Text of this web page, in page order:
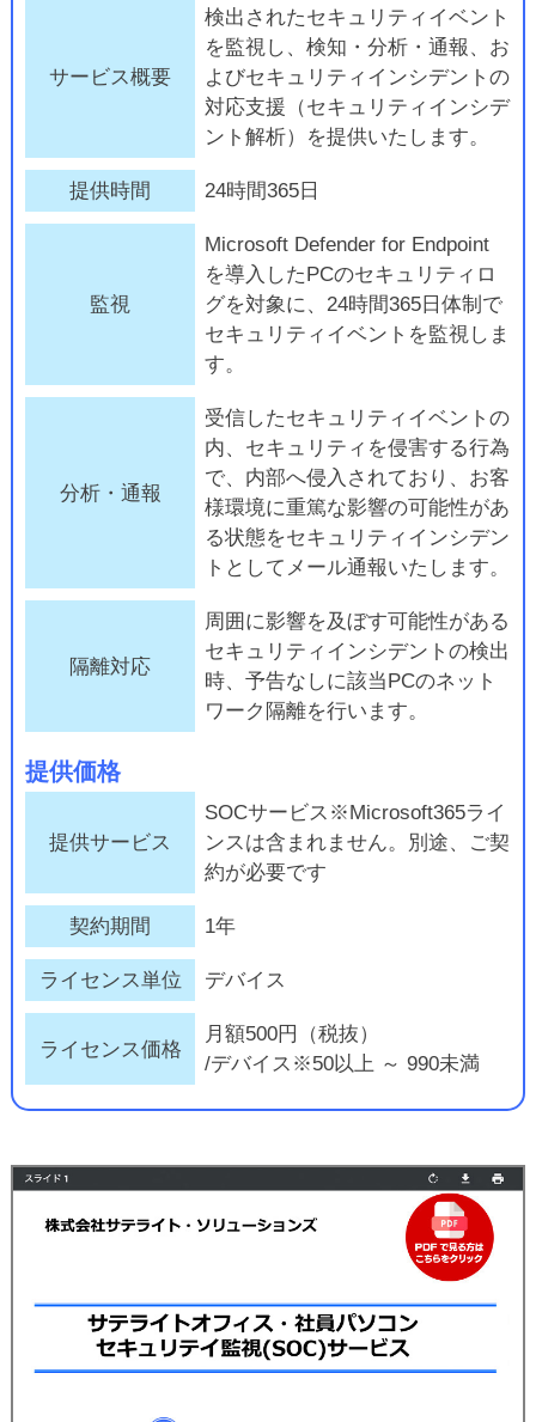
サービス概要
検出されたセキュリティイベント
を監視し、検知・分析・通報、お
よびセキュリティインシデントの
対応支援（セキュリティインシデ
ント解析）を提供いたします。
提供時間 24時間365日
監視
Microsoft Defender for Endpoint
を導入したPCのセキュリティロ
グを対象に、24時間365日体制で
セキュリティイベントを監視しま
す。
分析・通報
受信したセキュリティイベントの
内、セキュリティを侵害する行為
で、内部へ侵入されており、お客
様環境に重篤な影響の可能性があ
る状態をセキュリティインシデン
トとしてメール通報いたします。
隔離対応
周囲に影響を及ぼす可能性がある
セキュリティインシデントの検出
時、予告なしに該当PCのネット
ワーク隔離を行います。
提供価格
提供サービス
SOCサービス※Microsoft365ライ
ンスは含まれません。別途、ご契
約が必要です
契約期間 1年
ライセンス単位 デバイス
ライセンス価格
月額500円（税抜）
/デバイス※50以上 ～ 990未満